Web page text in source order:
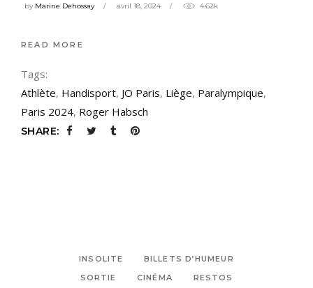
by Marine Dehossay avril 18, 2024 4.62k
READ MORE
Tags:
Athlète, Handisport, JO Paris, Liège, Paralympique,
Paris 2024, Roger Habsch
SHARE:
INSOLITE
BILLETS D’HUMEUR
SORTIE
CINÉMA RESTOS